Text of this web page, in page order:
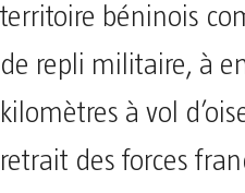
territoire béninois
de repli militaire, à
kilomètres à vol
retrait des forces